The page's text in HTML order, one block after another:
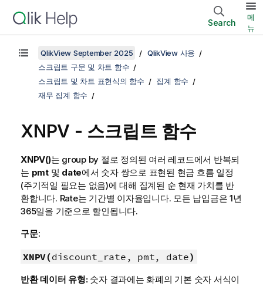
Search
메
뉴
QlikView September 2025
QlikView 사용
스크립트 구문 및 차트 함수
스크립트 및 차트 표현식의 함수
집계 함수
재무 집계 함수
XNPV - 스크립트 함수
XNPV()는 group by 절로 정의된 여러 레코드에서 반복되
는 pmt및 date에서 숫자 쌍으로 표현된 현금 흐름 일정
(주기적일 필요는 없음)에 대해 집계된 순 현재 가치를 반
환합니다. Rate는 기간별 이자율입니다. 모든 납입금은 1년
365일을 기준으로 할인됩니다.
구문:
XNPV(discount_rate, pmt, date)
반환 데이터 유형: 숫자 결과에는 화폐의 기본 숫자 서식이